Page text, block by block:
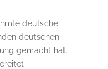
deutsche
deutschen
gemacht hat.